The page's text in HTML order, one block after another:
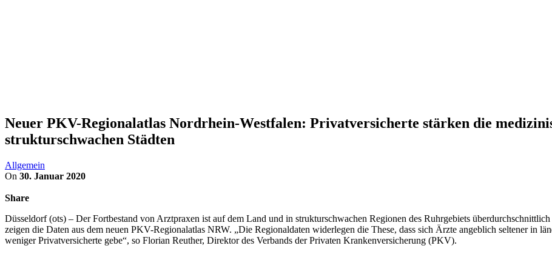
Neuer PKV-Regionalatlas Nordrhein-Westfalen: Privatversicherte stärken die
strukturschwachen Städten
Allgemein
On 30. Januar 2020
Share
Düsseldorf (ots) – Der Fortbestand von Arztpraxen ist auf dem Land und in strukturschwachen Regionen des Ruhrgebiets
zeigen die Daten aus dem neuen PKV-Regionalatlas NRW. „Die Regionaldaten widerlegen die These, dass sich Ärzte angeblich seltener in
weniger Privatversicherte gebe“, so Florian Reuther, Direktor des Verbands der Privaten Krankenversicherung (PKV).